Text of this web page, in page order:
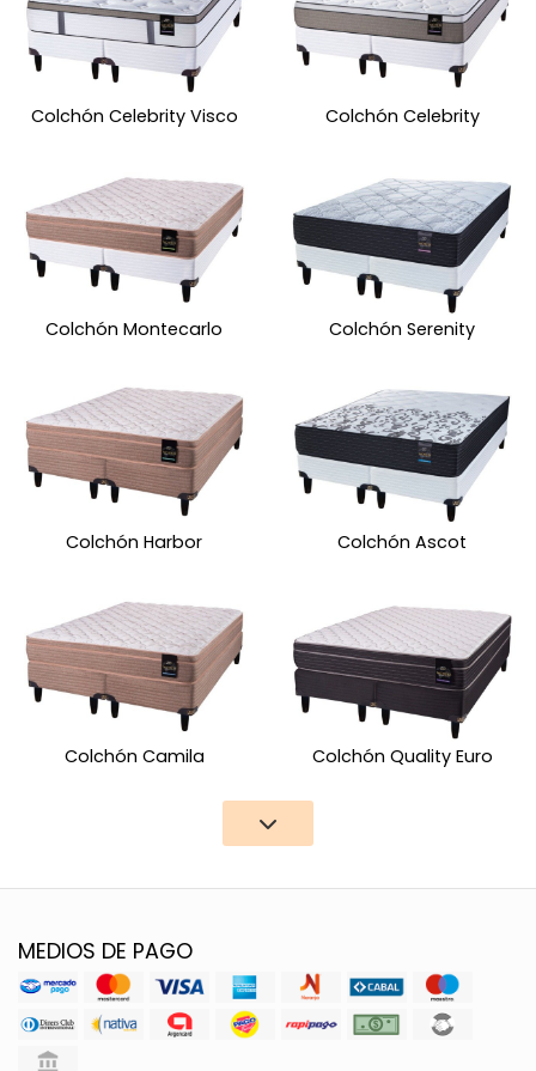
Colchón Celebrity Visco Colchón Celebrity
Colchón Montecarlo Colchón Serenity
Colchón Harbor Colchón Ascot
Colchón Camila Colchón Quality Euro
MEDIOS DE PAGO